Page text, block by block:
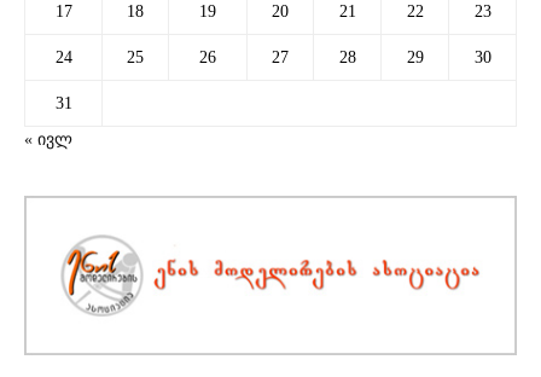
17 18 19 20 21 22 23
24 25 26 27 28 29 30
31
« ივლ